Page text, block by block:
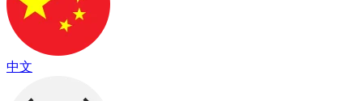
中文